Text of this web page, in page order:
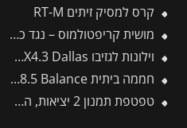
קרס למסיק זיתים RT-M
מושית קריפטולמוס – נגד כנימות קמחיות
וילונות לגזיבו 4.3X4.3 Dallas מבית פלרם – Canopia
חממה ביתית 3X8.5 Balance מבית פלרם – Canopia
טפטפת תמנון 2 יציאות, השקייה מווסתת + טפטפת 25 ליטר לשעה